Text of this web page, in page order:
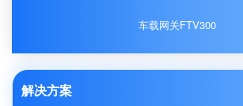
车载网关FTV300
解决方案